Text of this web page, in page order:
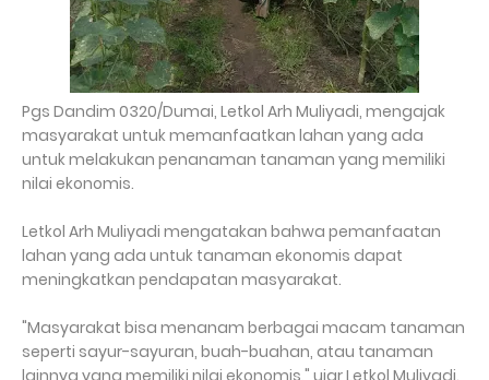
Pgs Dandim 0320/Dumai, Letkol Arh Muliyadi, mengajak
masyarakat untuk memanfaatkan lahan yang ada
untuk melakukan penanaman tanaman yang memiliki
nilai ekonomis.
Letkol Arh Muliyadi mengatakan bahwa pemanfaatan
lahan yang ada untuk tanaman ekonomis dapat
meningkatkan pendapatan masyarakat.
"Masyarakat bisa menanam berbagai macam tanaman
seperti sayur-sayuran, buah-buahan, atau tanaman
lainnya yang memiliki nilai ekonomis," ujar Letkol Muliyadi.